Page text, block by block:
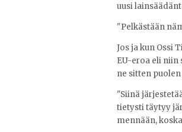
uusi
"Pelkästään
Jos ja kun Ossi
EU-eroa eli niin
ne sitten
"Siinä
tietysti täytyy
mennään,